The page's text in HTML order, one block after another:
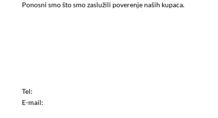
Ponosni smo što smo zaslužili poverenje naših kupaca.
Tel:
E-mail: